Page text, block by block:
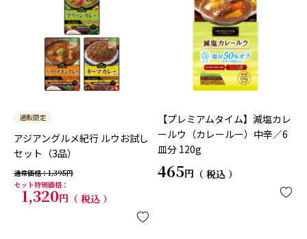
通販限定
アジアングルメ紀行 ルウお試し
セット（3品）
通常価格
1,395
セット特別価格
1,320 税込
【プレミアムタイム】減塩カレ
ールウ（カレールー）中辛／6
皿分 120g
465 税込